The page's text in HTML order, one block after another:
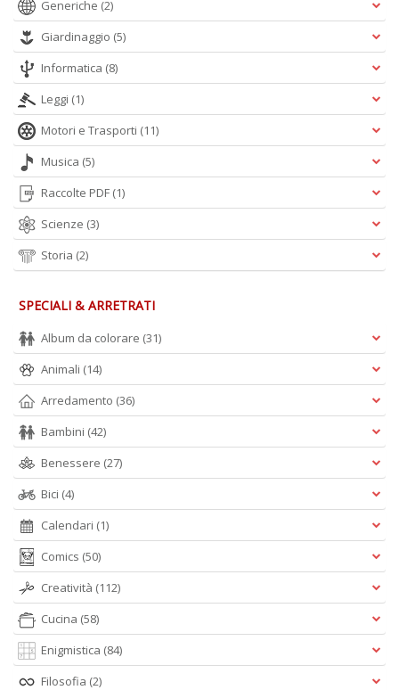
Generiche (2)
Giardinaggio (5)
Informatica (8)
Leggi (1)
Motori e Trasporti (11)
Musica (5)
Raccolte PDF (1)
Scienze (3)
Storia (2)
SPECIALI & ARRETRATI
Album da colorare (31)
Animali (14)
Arredamento (36)
Bambini (42)
Benessere (27)
Bici (4)
Calendari (1)
Comics (50)
Creatività (112)
Cucina (58)
Enigmistica (84)
Filosofia (2)